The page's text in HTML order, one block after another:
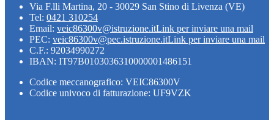
Via F.lli Martina, 20 - 30029 San Stino di Livenza (VE)
Tel: 0421 310254
Email: veic86300v@istruzione.itLink per inviare una mail
PEC: veic86300v@pec.istruzione.itLink per inviare una mail
C.F.: 92034990272
IBAN: IT97B0103036310000001486151
Codice meccanografico: VEIC86300V
Codice univoco di fatturazione: UF9VZK